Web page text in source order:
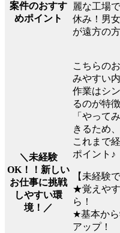
案件のおすす
めポイント
麗な工場
休み！男
が遠方の
＼未経験
OK！！新しい
お仕事に挑戦
しやすい環
境！／
こちらの
みやすい内
作業はシ
るのが特徴
「やって
きるため、
これまで
ポイント♪
【未経験
★覚えや
ら！
★基本か
アップ！